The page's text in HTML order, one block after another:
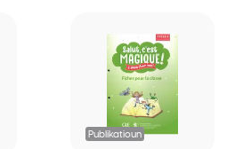
Publikatioun